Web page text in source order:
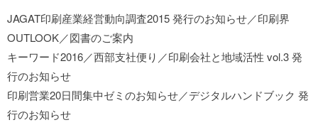
JAGAT印刷産業経営動向調査2015 発行のお知らせ／印刷界
OUTLOOK／図書のご案内
キーワード2016／西部支社便り／印刷会社と地域活性 vol.3 発
行のお知らせ
印刷営業20日間集中ゼミのお知らせ／デジタルハンドブック 発
行のお知らせ